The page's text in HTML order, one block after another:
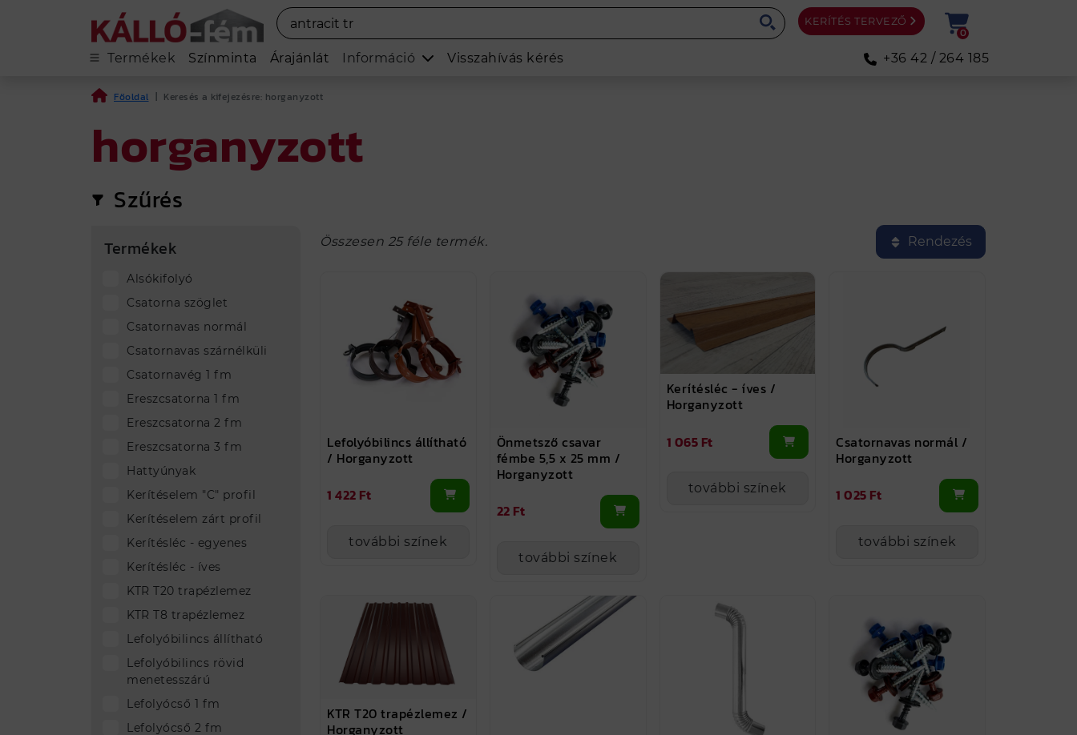
KERÍTÉS TERVEZŐ
0
Termékek Színminta Árajánlát Információ Visszahívás kérés +36 42 / 264 185
Főoldal | Keresés a kifejezésre: horganyzott
horganyzott
Szűrés
Termékek
Alsókifolyó
Csatorna szöglet
Csatornavas normál
Csatornavas szárnélküli
Csatornavég 1 fm
Ereszcsatorna 1 fm
Ereszcsatorna 2 fm
Ereszcsatorna 3 fm
Hattyúnyak
Kerítéselem "C" profil
Kerítéselem zárt profil
Kerítésléc - egyenes
Kerítésléc - íves
KTR T20 trapézlemez
KTR T8 trapézlemez
Lefolyóbilincs állítható
Lefolyóbilincs rövid
menetesszárú
Lefolyócső 1 fm
Lefolyócső 2 fm
Összesen 25 féle termék. Rendezés
Lefolyóbilincs állítható
/ Horganyzott
1 422 Ft
további színek
Önmetsző csavar
fémbe 5,5 x 25 mm /
Horganyzott
22 Ft
további színek
Kerítésléc - íves /
Horganyzott
1 065 Ft
további színek
Csatornavas normál /
Horganyzott
1 025 Ft
további színek
KTR T20 trapézlemez /
Horganyzott